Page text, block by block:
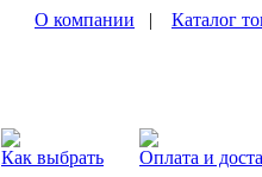
О компании | Каталог
Как выбрать Оплата и